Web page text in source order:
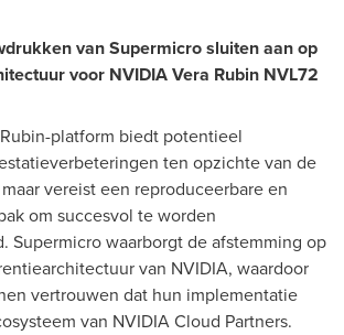
van Supermicro sluiten aan op
voor NVIDIA Vera Rubin NVL72
platform biedt potentieel
ten opzichte van de
vereist een reproduceerbare en
om succesvol te worden
Supermicro waarborgt de afstemming op
van NVIDIA, waardoor
vertrouwen dat hun implementatie
van NVIDIA Cloud Partners.